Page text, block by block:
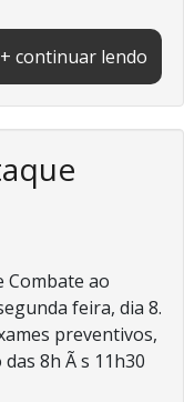
+ continuar lendo
Combate ao
feira, dia 8.
preventivos,
8h Ã s 11h30